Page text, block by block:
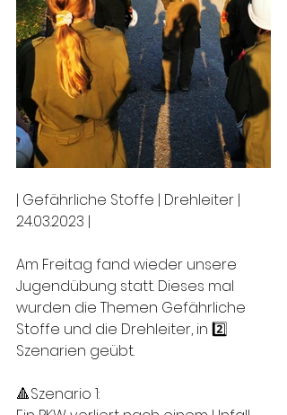
| Gefährliche Stoffe | Drehleiter |
24.03.2023 |
Am Freitag fand wieder unsere
Jugendübung statt. Dieses mal
wurden die Themen Gefährliche
Stoffe und die Drehleiter, in 2️⃣
Szenarien geübt.
🔺Szenario 1: